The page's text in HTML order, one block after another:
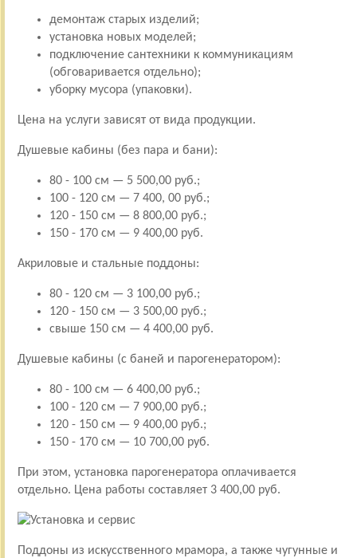
демонтаж старых изделий;
установка новых моделей;
подключение сантехники к коммуникациям
(обговаривается отдельно);
уборку мусора (упаковки).
Цена на услуги зависят от вида продукции.
Душевые кабины (без пара и бани):
80 - 100 см — 5 500,00 руб.;
100 - 120 см — 7 400, 00 руб.;
120 - 150 см — 8 800,00 руб.;
150 - 170 см — 9 400,00 руб.
Акриловые и стальные поддоны:
80 - 120 см — 3 100,00 руб.;
120 - 150 см — 3 500,00 руб.;
свыше 150 см — 4 400,00 руб.
Душевые кабины (с баней и парогенератором):
80 - 100 см — 6 400,00 руб.;
100 - 120 см — 7 900,00 руб.;
120 - 150 см — 9 400,00 руб.;
150 - 170 см — 10 700,00 руб.
При этом, установка парогенератора оплачивается
отдельно. Цена работы составляет 3 400,00 руб.
Поддоны из искусственного мрамора, а также чугунные и